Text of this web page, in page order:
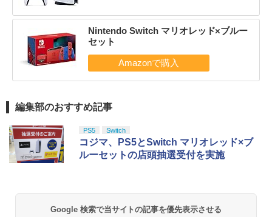
Nintendo Switch マリオレッド×ブルー
セット
編集部のおすすめ記事
PS5 Switch
コジマ、PS5とSwitch マリオレッド×ブ
ルーセットの店頭抽選受付を実施
Google 検索で当サイトの記事を優先表示させる